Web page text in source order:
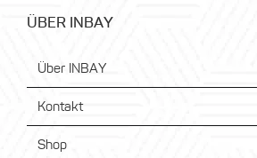
ÜBER INBAY
Über INBAY
Kontakt
Shop